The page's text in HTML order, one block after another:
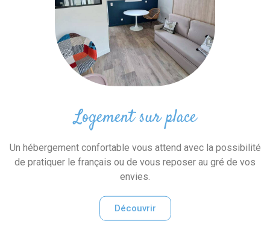
Logement sur place
Un hébergement confortable vous attend avec la possibilité
de pratiquer le français ou de vous reposer au gré de vos
envies.
Découvrir